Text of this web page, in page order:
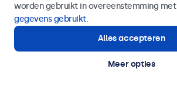
1920 x 1080 resolutie (Full HD)
Aansluitingen: HDMI, VGA, BNC, RCA
Montage: desktop, wand, inbouw
Of bel ons op
Hulp of advies nodig?
Direct contact met een specialist.
worden gebruikt in overeenstemming met
gegevens gebruikt.
Alles accepteren
Meer opties